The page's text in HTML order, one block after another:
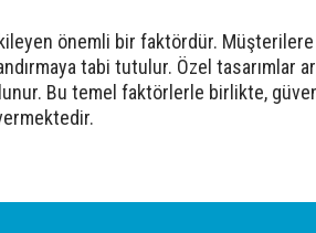
önemli bir faktördür.
tabi tutulur. Özel tasarımlar
Bu temel faktörlerle birlikte,